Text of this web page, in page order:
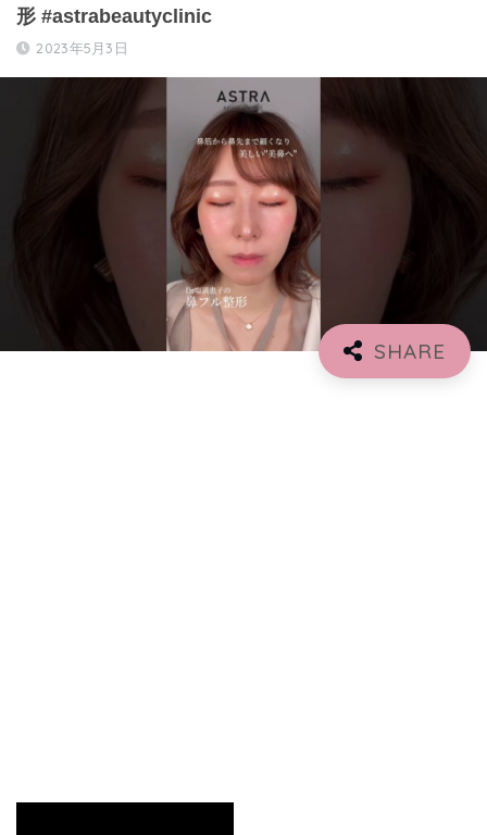
形 #astrabeautyclinic
2023年5月3日